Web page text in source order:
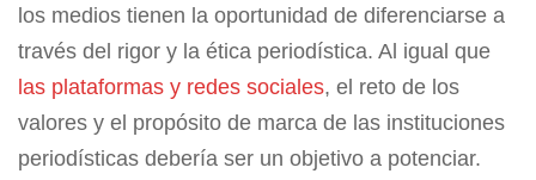
los medios tienen la oportunidad de diferenciarse a
través del rigor y la ética periodística. Al igual que
las plataformas y redes sociales, el reto de los
valores y el propósito de marca de las instituciones
periodísticas debería ser un objetivo a potenciar.